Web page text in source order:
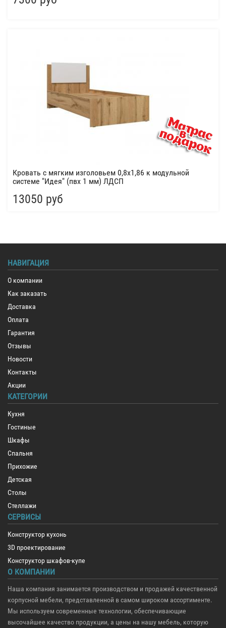
Кровать с мягким изголовьем 0,8х1,86 к модульной
системе "Идея" (пвх 1 мм) ЛДСП
13050 руб
НАВИГАЦИЯ
О компании
Как заказать
Доставка
Оплата
Гарантия
Отзывы
Новости
Контакты
Акции
КАТЕГОРИИ
Кухня
Гостиные
Шкафы
Спальня
Прихожие
Детская
Столы
Стеллажи
СЕРВИСЫ
Конструктор кухонь
3D проектирование
Конструктор шкафов-купе
О КОМПАНИИ
Наша компания занимается производством и продажей качественной
корпусной мебели, представленной в самом широком ассортименте.
Мы используем современные технологии, обеспечивающие
высочайшее качество продукции, а цены на нашу мебель, которую